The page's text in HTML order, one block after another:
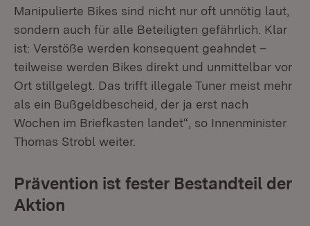
Manipulierte Bikes sind nicht nur oft unnötig laut,
sondern auch für alle Beteiligten gefährlich. Klar
ist: Verstöße werden konsequent geahndet –
teilweise werden Bikes direkt und unmittelbar vor
Ort stillgelegt. Das trifft illegale Tuner meist mehr
als ein Bußgeldbescheid, der ja erst nach
Wochen im Briefkasten landet“, so Innenminister
Thomas Strobl weiter.
Prävention ist fester Bestandteil der
Aktion